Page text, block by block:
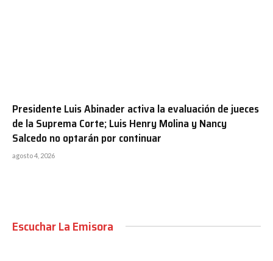
Presidente Luis Abinader activa la evaluación de jueces
de la Suprema Corte; Luis Henry Molina y Nancy
Salcedo no optarán por continuar
agosto 4, 2026
Escuchar La Emisora